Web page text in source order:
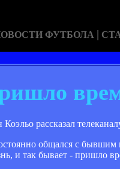
ФУТБОЛА |
рассказал
общался с
и так бывает - пришло